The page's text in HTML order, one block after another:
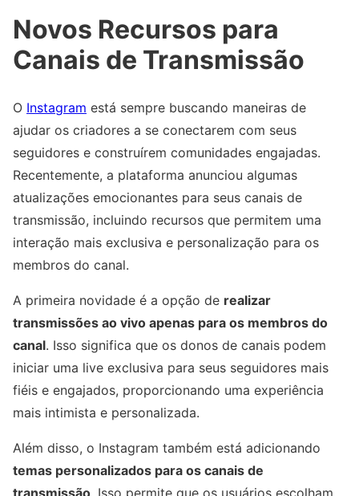
Novos Recursos para
Canais de Transmissão
O Instagram está sempre buscando maneiras de
ajudar os criadores a se conectarem com seus
seguidores e construírem comunidades engajadas.
Recentemente, a plataforma anunciou algumas
atualizações emocionantes para seus canais de
transmissão, incluindo recursos que permitem uma
interação mais exclusiva e personalização para os
membros do canal.
A primeira novidade é a opção de realizar
transmissões ao vivo apenas para os membros do
canal. Isso significa que os donos de canais podem
iniciar uma live exclusiva para seus seguidores mais
fiéis e engajados, proporcionando uma experiência
mais intimista e personalizada.
Além disso, o Instagram também está adicionando
temas personalizados para os canais de